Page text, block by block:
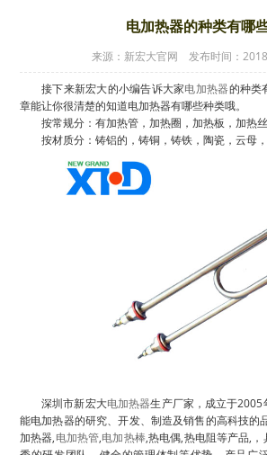
电加热器的种类有哪
来源：新宏大官网 发布时间：
接下来新宏大的小编告诉大家电加热器的种类
章能让你很清楚的知道电加热器有哪些种类哦。
按常规分：有加热管，加热圈，加热板，加热
按材质分：铸铝的，铸铜，铸铁，陶瓷，云母
深圳市新宏大电加热器生产厂家，成立于2005
能电加热器的研究、开发、制造及销售的高科技的
加热器,电加热管,电加热棒,热电偶,热电阻等产品,